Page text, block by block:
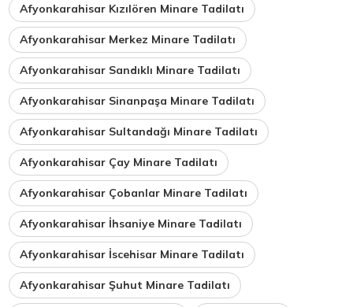
Afyonkarahisar Kızılören Minare Tadilatı
Afyonkarahisar Merkez Minare Tadilatı
Afyonkarahisar Sandıklı Minare Tadilatı
Afyonkarahisar Sinanpaşa Minare Tadilatı
Afyonkarahisar Sultandağı Minare Tadilatı
Afyonkarahisar Çay Minare Tadilatı
Afyonkarahisar Çobanlar Minare Tadilatı
Afyonkarahisar İhsaniye Minare Tadilatı
Afyonkarahisar İscehisar Minare Tadilatı
Afyonkarahisar Şuhut Minare Tadilatı